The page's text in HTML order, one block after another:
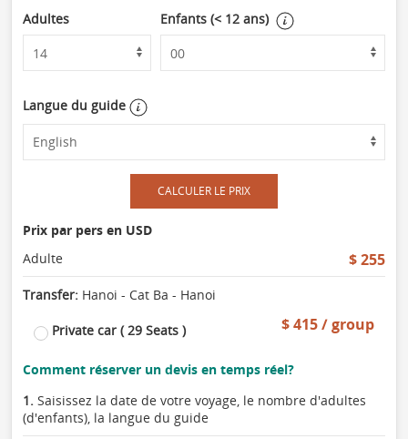
Adultes Enfants (< 12 ans)
Langue du guide
CALCULER LE PRIX
Prix par pers en USD
Adulte
$ 255
Transfer: Hanoi - Cat Ba - Hanoi
Private car ( 29 Seats ) $ 415 / group
Comment réserver un devis en temps réel?
1. Saisissez la date de votre voyage, le nombre d'adultes
(d'enfants), la langue du guide